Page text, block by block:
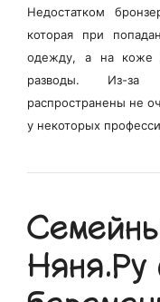
Недостатком
которая при
одежду, а на коже
разводы. Из-за
распространены не
у некоторых
Няня.Ру